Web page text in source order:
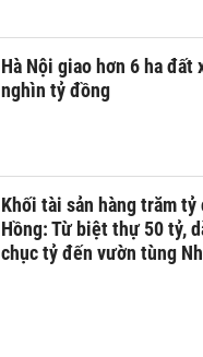
Hà Nội giao hơn 6 ha đất
nghìn tỷ đồng
Khối tài sản hàng trăm tỷ
Hồng: Từ biệt thự 50 tỷ,
chục tỷ đến vườn tùng